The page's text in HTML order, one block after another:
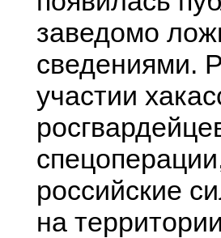
заведомо
сведениями.
участии
российские
на